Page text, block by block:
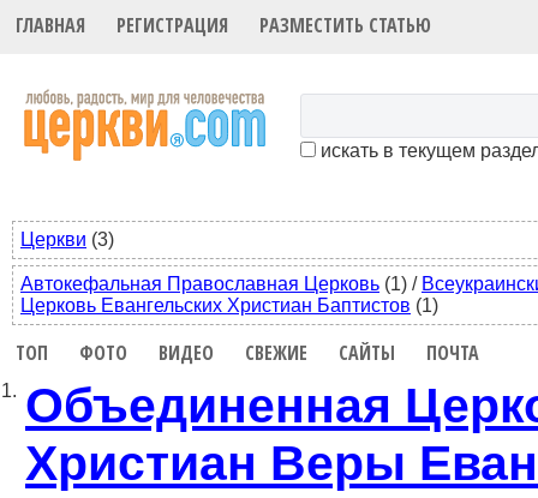
ГЛАВНАЯ РЕГИСТРАЦИЯ РАЗМЕСТИТЬ СТАТЬЮ
искать в текущем
Церкви (3)
Автокефальная Православная Церковь (1) /
Церковь Евангельских Христиан Баптистов (1)
ТОП ФОТО ВИДЕО СВЕЖИЕ САЙТЫ ПОЧТА
1. Объединенная
Христиан Веры